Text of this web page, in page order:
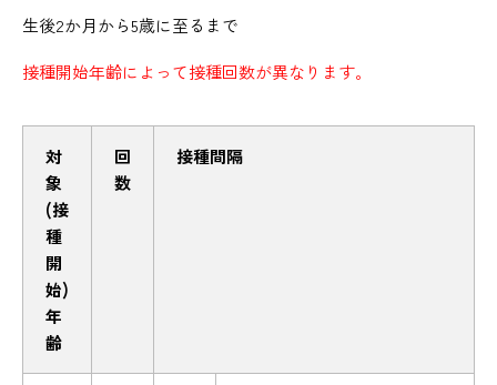
生後2か月から5歳に至るまで
接種開始年齢によって接種回数が異なります。
対
象
(接
種
開
始)
年
齢
回
数
接種間隔